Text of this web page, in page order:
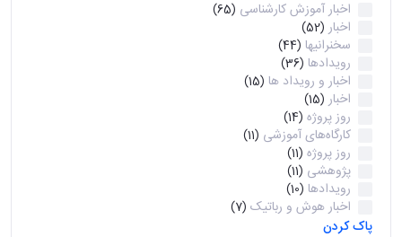
اخبار آموزش کارشناسی (65)
اخبار (52)
سخنرانیها (44)
رویدادها (36)
اخبار و رویداد ها (15)
اخبار (15)
روز پروژه (14)
کارگاه‌های آموزشی (11)
روز پروژه (11)
پژوهشی (11)
رویدادها (10)
اخبار هوش و رباتیک (7)
پاک کردن